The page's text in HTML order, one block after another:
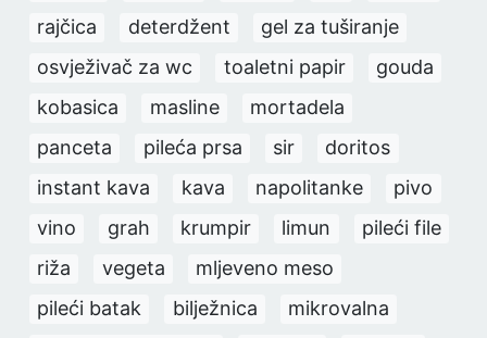
rajčica
deterdžent
gel za tuširanje
osvježivač za wc
toaletni papir
gouda
kobasica
masline
mortadela
panceta
pileća prsa sir
doritos
instant kava
kava napolitanke
pivo
vino
grah krumpir limun
pileći file
riža
vegeta
mljeveno meso
pileći batak
bilježnica
mikrovalna